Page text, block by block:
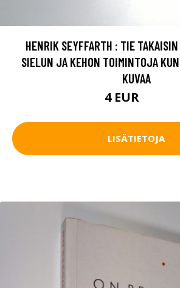
HENRIK SEYFFARTH : TIE
SIELUN JA KEHON TOIMINTOJA
KUVAA
4 EUR
LISÄTIETOJA